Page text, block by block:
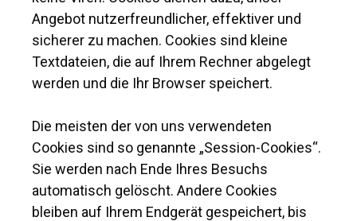
Angebot nutzerfreundlicher, effektiver und
sicherer zu machen. Cookies sind kleine
Textdateien, die auf Ihrem Rechner abgelegt
werden und die Ihr Browser speichert.
Die meisten der von uns verwendeten
Cookies sind so genannte „Session-Cookies“.
Sie werden nach Ende Ihres Besuchs
automatisch gelöscht. Andere Cookies
bleiben auf Ihrem Endgerät gespeichert, bis